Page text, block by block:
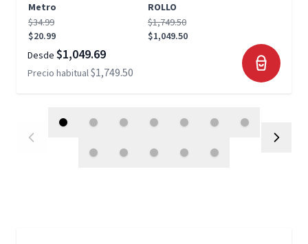
Metro
ROLLO
$34.99
$20.99
$1,749.50
$1,049.50
Desde $1,049.69
Precio habitual$1,749.50